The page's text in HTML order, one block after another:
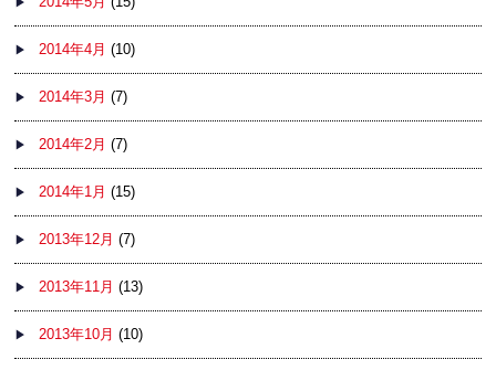
2014年4月 (10)
2014年3月 (7)
2014年2月 (7)
2014年1月 (15)
2013年12月 (7)
2013年11月 (13)
2013年10月 (10)